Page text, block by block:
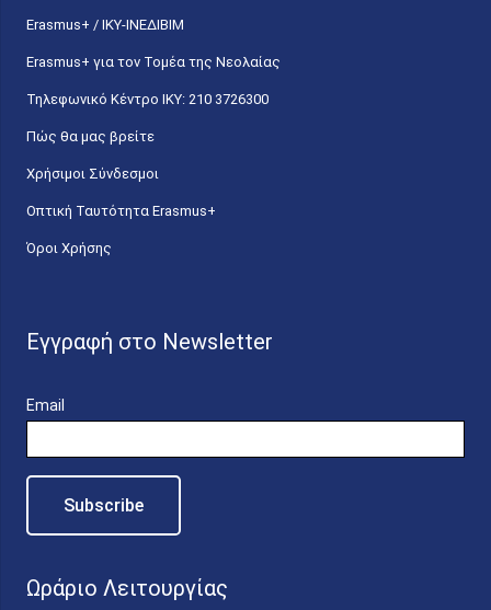
Erasmus+ / ΙΚΥ-ΙΝΕΔΙΒΙΜ
Erasmus+ για τον Τομέα της Νεολαίας
Τηλεφωνικό Κέντρο IKY: 210 3726300
Πώς θα μας βρείτε
Χρήσιμοι Σύνδεσμοι
Οπτική Ταυτότητα Erasmus+
Όροι Χρήσης
Εγγραφή στο Newsletter
Email
Ωράριο Λειτουργίας